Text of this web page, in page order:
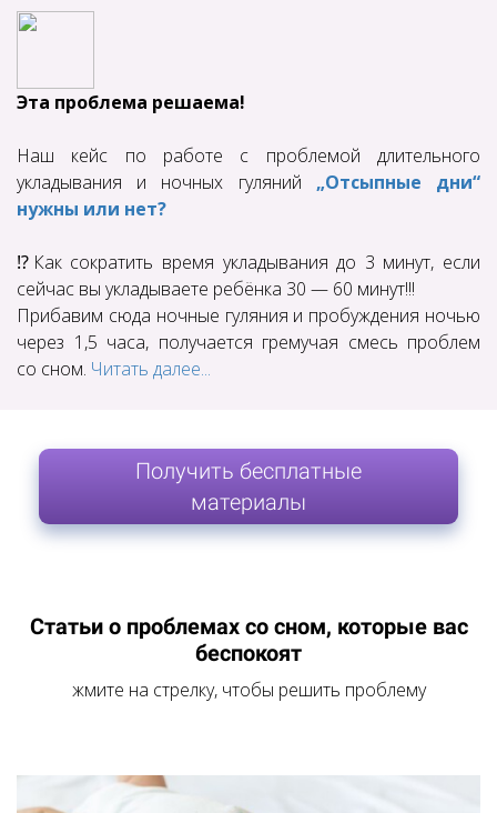
Эта проблема решаема!
Наш кейс по работе с проблемой длительного
укладывания и ночных гуляний „Отсыпные дни“
нужны или нет?
⁉️Как сократить время укладывания до 3 минут, если
сейчас вы укладываете ребёнка 30 — 60 минут!!!
Прибавим сюда ночные гуляния и пробуждения ночью
через 1,5 часа, получается гремучая смесь проблем
со сном. Читать далее...
Получить бесплатные
материалы
Статьи о проблемах со сном, которые вас
беспокоят
жмите на стрелку, чтобы решить проблему